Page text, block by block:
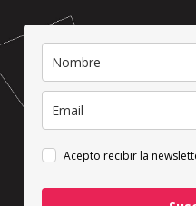
Acepto recibir la